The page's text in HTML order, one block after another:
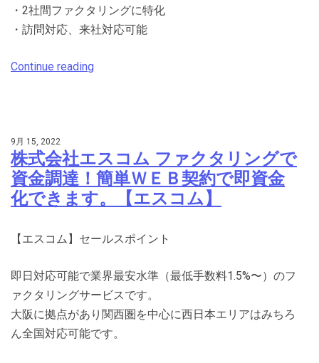
・2社間ファクタリングに特化
・訪問対応、来社対応可能
Continue reading
9月 15, 2022
株式会社エスコム ファクタリングで
資金調達！簡単ＷＥＢ契約で即資金
化できます。【エスコム】
【エスコム】セールスポイント
即日対応可能で業界最安水準（最低手数料1.5%〜）のフ
ァクタリングサービスです。
大阪に拠点があり関西圏を中心に西日本エリアはみちろ
ん全国対応可能です。